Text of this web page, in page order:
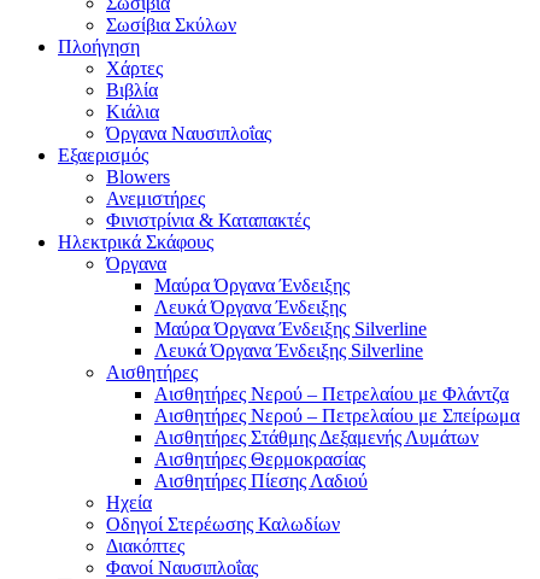
Σωσίβια Σκύλων
Πλοήγηση
Χάρτες
Βιβλία
Κιάλια
Όργανα Ναυσιπλοΐας
Εξαερισμός
Blowers
Ανεμιστήρες
Φινιστρίνια & Καταπακτές
Ηλεκτρικά Σκάφους
Όργανα
Μαύρα Όργανα Ένδειξης
Λευκά Όργανα Ένδειξης
Μαύρα Όργανα Ένδειξης Silverline
Λευκά Όργανα Ένδειξης Silverline
Αισθητήρες
Αισθητήρες Νερού – Πετρελαίου με Φλάντζα
Αισθητήρες Νερού – Πετρελαίου με Σπείρωμα
Αισθητήρες Στάθμης Δεξαμενής Λυμάτων
Αισθητήρες Θερμοκρασίας
Αισθητήρες Πίεσης Λαδιού
Ηχεία
Οδηγοί Στερέωσης Καλωδίων
Διακόπτες
Φανοί Ναυσιπλοΐας